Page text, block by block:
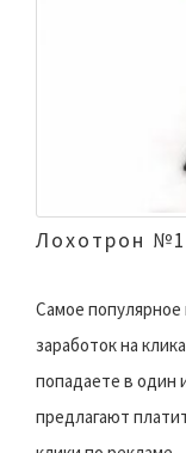
Лохотрон №1
Самое
заработок на
попадаете в один
предлагают